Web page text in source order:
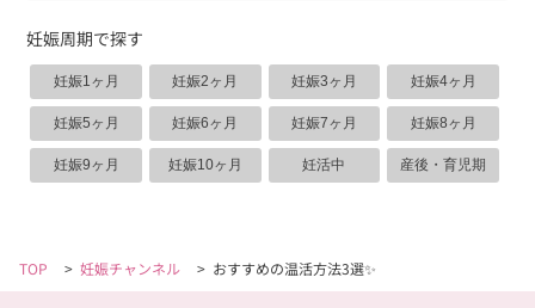
妊娠周期で探す
妊娠1ヶ月 妊娠2ヶ月 妊娠3ヶ月 妊娠4ヶ月
妊娠5ヶ月 妊娠6ヶ月 妊娠7ヶ月 妊娠8ヶ月
妊娠9ヶ月 妊娠10ヶ月 妊活中 産後・育児期
TOP > 妊娠チャンネル > おすすめの温活方法3選✨